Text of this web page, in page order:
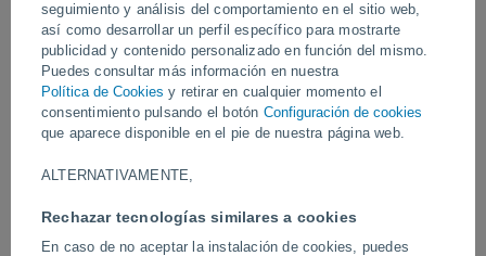
seguimiento y análisis del comportamiento en el sitio web,
así como desarrollar un perfil específico para mostrarte
publicidad y contenido personalizado en función del mismo.
Puedes consultar más información en nuestra
Política de Cookies y retirar en cualquier momento el
consentimiento pulsando el botón Configuración de cookies
que aparece disponible en el pie de nuestra página web.
ALTERNATIVAMENTE,
Rechazar tecnologías similares a cookies
En caso de no aceptar la instalación de cookies, puedes
24 horas
Varios ríos han sufrido crecidas catastróficas que han dejando a
su paso campos anegados, ciudades aisladas y varios fallecidos.
Vídeos